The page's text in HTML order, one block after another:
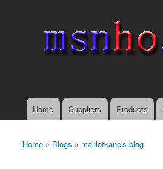
Main menu
Home Suppliers Products
You are here
Home » Blogs » maillotkane's blog